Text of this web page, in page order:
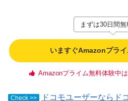
まずは30日間
いますぐAmazonプラ
Amazonプライム無料体験中
Check >>
ドコモユーザーならド